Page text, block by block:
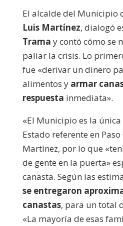
El alcalde del Municipio
Luis Martínez, dialogó
Trama y contó cómo se
paliar la crisis. Lo
fue «derivar un dinero
alimentos y armar
respuesta inmediata».
«El Municipio es la
Estado referente en
Martínez, por lo que
de gente en la puerta»
canasta. Según las
se entregaron
canastas, para un total
«La mayoría de esas